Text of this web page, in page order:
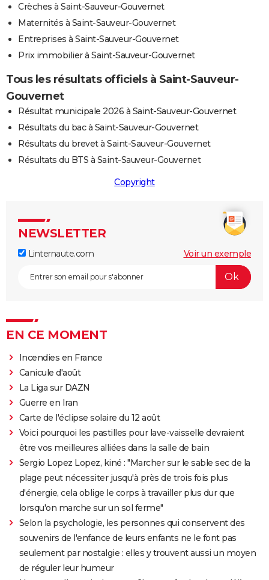
Crèches à Saint-Sauveur-Gouvernet
Maternités à Saint-Sauveur-Gouvernet
Entreprises à Saint-Sauveur-Gouvernet
Prix immobilier à Saint-Sauveur-Gouvernet
Tous les résultats officiels à Saint-Sauveur-
Gouvernet
Résultat municipale 2026 à Saint-Sauveur-Gouvernet
Résultats du bac à Saint-Sauveur-Gouvernet
Résultats du brevet à Saint-Sauveur-Gouvernet
Résultats du BTS à Saint-Sauveur-Gouvernet
Copyright
NEWSLETTER
Linternaute.com Voir un exemple
EN CE MOMENT
Incendies en France
Canicule d'août
La Liga sur DAZN
Guerre en Iran
Carte de l'éclipse solaire du 12 août
Voici pourquoi les pastilles pour lave-vaisselle devraient
être vos meilleures alliées dans la salle de bain
Sergio Lopez Lopez, kiné : "Marcher sur le sable sec de la
plage peut nécessiter jusqu'à près de trois fois plus
d'énergie, cela oblige le corps à travailler plus dur que
lorsqu'on marche sur un sol ferme"
Selon la psychologie, les personnes qui conservent des
souvenirs de l'enfance de leurs enfants ne le font pas
seulement par nostalgie : elles y trouvent aussi un moyen
de réguler leur humeur